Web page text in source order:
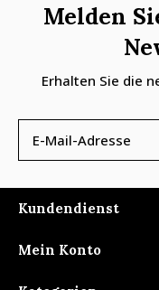
Melden
Erhalten Sie die
Kundendienst
Mein Konto